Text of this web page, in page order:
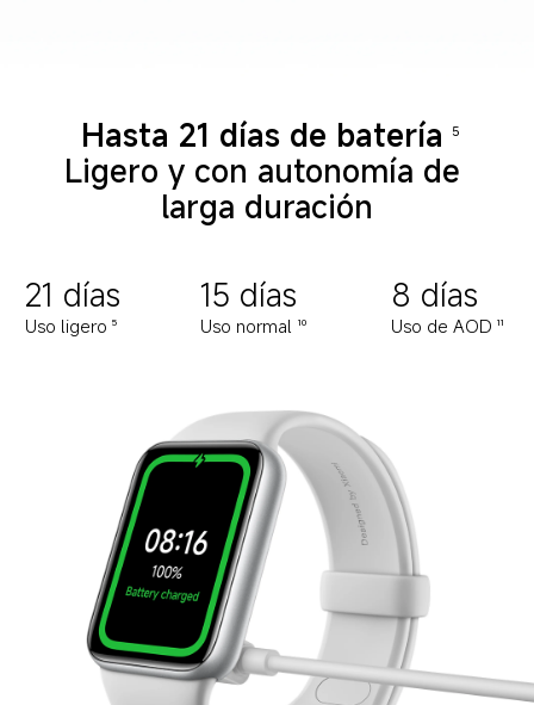
Hasta 21 días de batería 5
Ligero y con autonomía de
larga duración
21 días
Uso ligero 5
15 días
Uso normal 10
8 días
Uso de AOD 11